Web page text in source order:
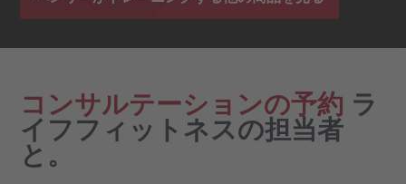
コンサルテーションの予約 ラ
イフフィットネスの担当者
と。